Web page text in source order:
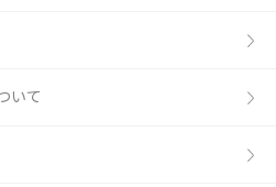
いて